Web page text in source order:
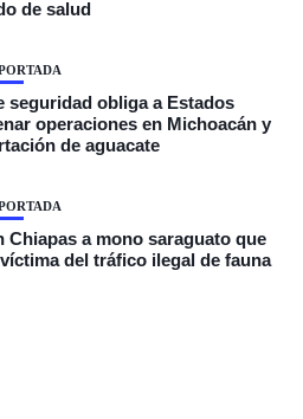
de salud
seguridad obliga a Estados
operaciones en Michoacán y
de aguacate
Chiapas a mono saraguato que
del tráfico ilegal de fauna